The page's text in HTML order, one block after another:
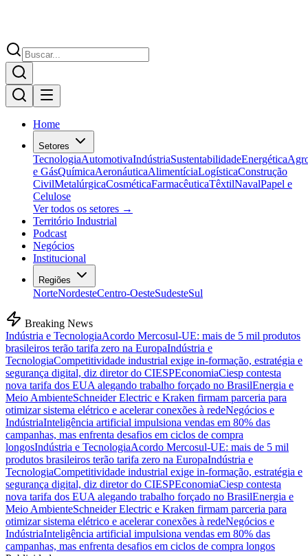
Home
Setores
TecnologiaAutomotivaIndústriaSustentabilidadeEnergética
e GásQuímicaAeronáuticaAlimentíciaLogísticaConstrução
CivilMetalúrgicaCosméticaFarmacêuticaTêxtilNavalPapel e
Celulose
Ver todos os setores →
Território Industrial
Podcast
Negócios
Institucional
Regiões
NorteNordesteCentro-OesteSudesteSul
Breaking News
Indústria e TecnologiaAcordo Mercosul-UE: mais de 5 mil produtos
brasileiros terão tarifa zero na EuropaIndústria e
TecnologiaCompetitividade industrial exige in-formação, estratégia e
segurança digital, diz diretor do CIESPEconomiaCiesp contesta
nova tarifa dos EUA alegando trabalho forçado no BrasilEnergia e
Meio AmbienteSchneider Electric e Kraken firmam parceria para
otimizar sistema elétrico e acelerar conexões à redeNegócios e
IndústriaInteligência artificial impulsiona vendas em 80% das
campanhas, mas enfrenta desafios em ciclos de compra
longosIndústria e TecnologiaAcordo Mercosul-UE: mais de 5 mil
produtos brasileiros terão tarifa zero na EuropaIndústria e
TecnologiaCompetitividade industrial exige in-formação, estratégia e
segurança digital, diz diretor do CIESPEconomiaCiesp contesta
nova tarifa dos EUA alegando trabalho forçado no BrasilEnergia e
Meio AmbienteSchneider Electric e Kraken firmam parceria para
otimizar sistema elétrico e acelerar conexões à redeNegócios e
IndústriaInteligência artificial impulsiona vendas em 80% das
campanhas, mas enfrenta desafios em ciclos de compra longos